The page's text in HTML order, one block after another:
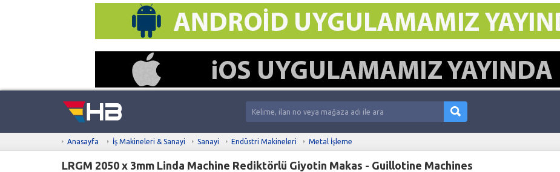
Anasayfa İş Makineleri & Sanayi Sanayi Endüstri Makineleri Metal İşleme
LRGM 2050 x 3mm Linda Machine Rediktörlü Giyotin Makas - Guillotine Machines